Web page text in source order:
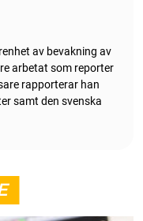
av bevakning av
arbetat som reporter
rapporterar han
samt den svenska